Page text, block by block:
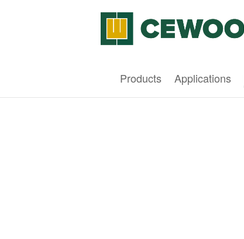
Products Applications